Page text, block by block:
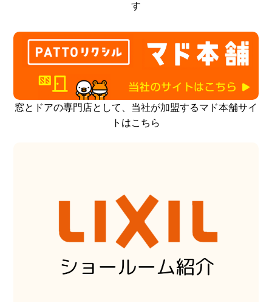
す
窓とドアの専門店として、当社が加盟するマド本舗サイ
トはこちら